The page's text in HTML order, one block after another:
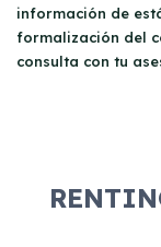
información de
formalización del
consulta con tu